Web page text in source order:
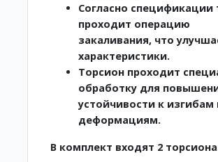
Согласно спецификации
проходит операцию
закаливания, что
характеристики.
Торсион проходит
обработку для
устойчивости к изгибам
деформациям.
В комплект входят 2